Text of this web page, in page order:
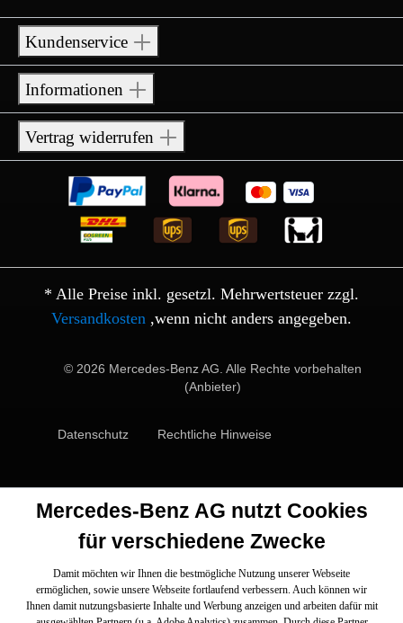
Kundenservice
Informationen
Vertrag widerrufen
* Alle Preise inkl. gesetzl. Mehrwertsteuer zzgl.
Versandkosten ,wenn nicht anders angegeben.
© 2026 Mercedes-Benz AG. Alle Rechte vorbehalten
(Anbieter)
Datenschutz Rechtliche Hinweise
Mercedes-Benz AG nutzt Cookies
für verschiedene Zwecke
Damit möchten wir Ihnen die bestmögliche Nutzung unserer Webseite
ermöglichen, sowie unsere Webseite fortlaufend verbessern. Auch können wir
Ihnen damit nutzungsbasierte Inhalte und Werbung anzeigen und arbeiten dafür mit